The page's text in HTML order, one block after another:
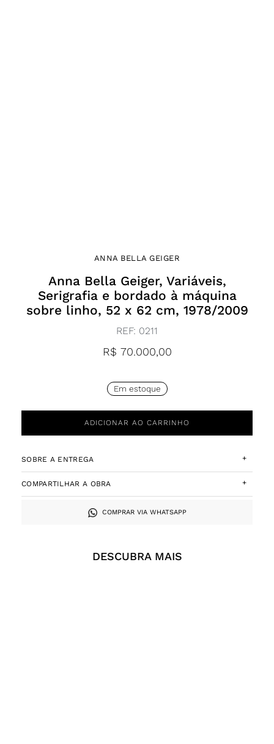
ANNA BELLA GEIGER
Anna Bella Geiger, Variáveis,
Serigrafia e bordado à máquina
sobre linho, 52 x 62 cm, 1978/2009
REF: 0211
R$ 70.000,00
Em estoque
ADICIONAR AO CARRINHO
SOBRE A ENTREGA +
COMPARTILHAR A OBRA +
COMPRAR VIA WHATSAPP
DESCUBRA MAIS